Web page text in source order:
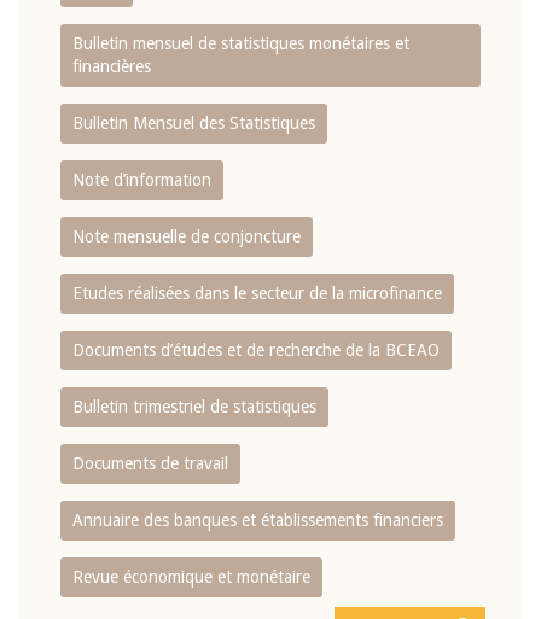
Bulletin mensuel de statistiques monétaires et
financières
Bulletin Mensuel des Statistiques
Note d’information
Note mensuelle de conjoncture
Etudes réalisées dans le secteur de la microfinance
Documents d’études et de recherche de la BCEAO
Bulletin trimestriel de statistiques
Documents de travail
Annuaire des banques et établissements financiers
Revue économique et monétaire